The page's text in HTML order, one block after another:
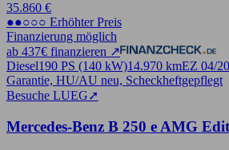
35.860 €
●●○○○ Erhöhter Preis
Finanzierung möglich
ab 437€ finanzieren ↗
Diesel190 PS (140 kW)14.970 kmEZ 04/
Garantie, HU/AU neu, Scheckheftgepflegt
Besuche LUEG➚
Mercedes-Benz B 250 e AMG